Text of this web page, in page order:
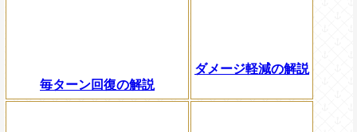
毎ターン回復の解説
ダメージ軽減の解説